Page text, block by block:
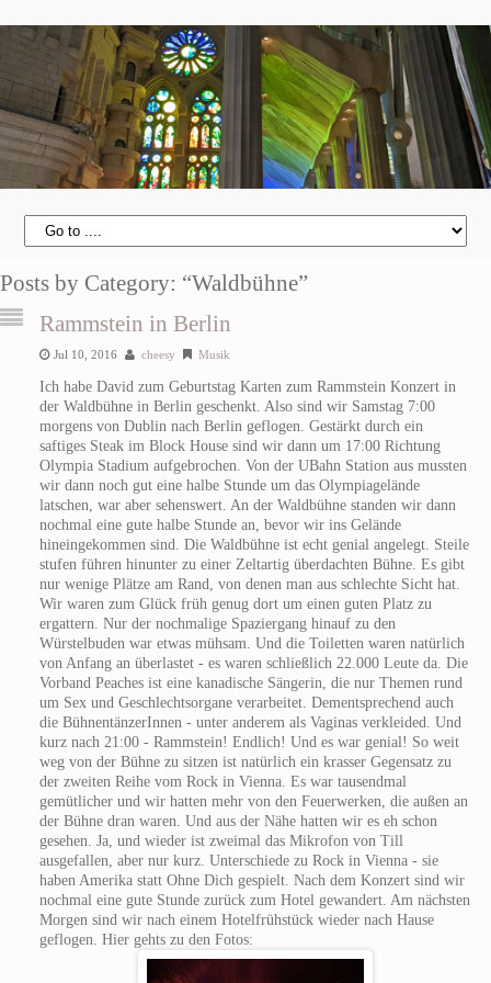
Posts by Category: “Waldbühne”
Rammstein in Berlin
Jul 10, 2016 cheesy Musik
Ich habe David zum Geburtstag Karten zum Rammstein Konzert in
der Waldbühne in Berlin geschenkt. Also sind wir Samstag 7:00
morgens von Dublin nach Berlin geflogen. Gestärkt durch ein
saftiges Steak im Block House sind wir dann um 17:00 Richtung
Olympia Stadium aufgebrochen. Von der UBahn Station aus mussten
wir dann noch gut eine halbe Stunde um das Olympiagelände
latschen, war aber sehenswert. An der Waldbühne standen wir dann
nochmal eine gute halbe Stunde an, bevor wir ins Gelände
hineingekommen sind. Die Waldbühne ist echt genial angelegt. Steile
stufen führen hinunter zu einer Zeltartig überdachten Bühne. Es gibt
nur wenige Plätze am Rand, von denen man aus schlechte Sicht hat.
Wir waren zum Glück früh genug dort um einen guten Platz zu
ergattern. Nur der nochmalige Spaziergang hinauf zu den
Würstelbuden war etwas mühsam. Und die Toiletten waren natürlich
von Anfang an überlastet - es waren schließlich 22.000 Leute da. Die
Vorband Peaches ist eine kanadische Sängerin, die nur Themen rund
um Sex und Geschlechtsorgane verarbeitet. Dementsprechend auch
die BühnentänzerInnen - unter anderem als Vaginas verkleided. Und
kurz nach 21:00 - Rammstein! Endlich! Und es war genial! So weit
weg von der Bühne zu sitzen ist natürlich ein krasser Gegensatz zu
der zweiten Reihe vom Rock in Vienna. Es war tausendmal
gemütlicher und wir hatten mehr von den Feuerwerken, die außen an
der Bühne dran waren. Und aus der Nähe hatten wir es eh schon
gesehen. Ja, und wieder ist zweimal das Mikrofon von Till
ausgefallen, aber nur kurz. Unterschiede zu Rock in Vienna - sie
haben Amerika statt Ohne Dich gespielt. Nach dem Konzert sind wir
nochmal eine gute Stunde zurück zum Hotel gewandert. Am nächsten
Morgen sind wir nach einem Hotelfrühstück wieder nach Hause
geflogen. Hier gehts zu den Fotos: